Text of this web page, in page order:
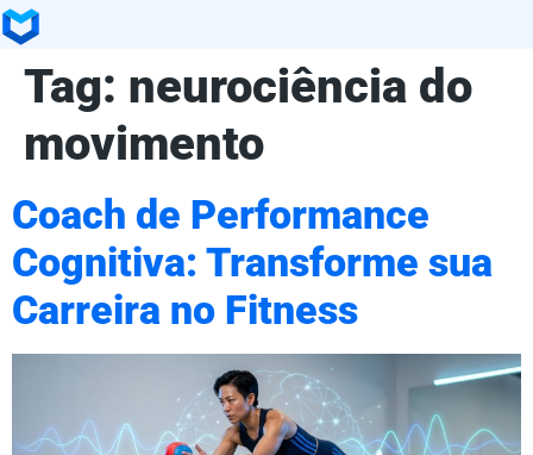
Tag: neurociência do
movimento
Coach de Performance
Cognitiva: Transforme sua
Carreira no Fitness